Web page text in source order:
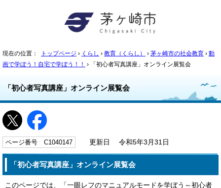
現在の位置： トップページ › くらし › 教育（くらし） › 茅ヶ崎市の社会教育 › 動
画で学ぼう！自宅で学ぼう！！ › 「初心者写真講座」オンライン展覧会
「初心者写真講座」オンライン展覧会
ページ番号 C1040147 更新日 令和5年3月31日
「初心者写真講座」オンライン展覧会
このページでは、「一眼レフのマニュアルモードを学ぼう～初心者